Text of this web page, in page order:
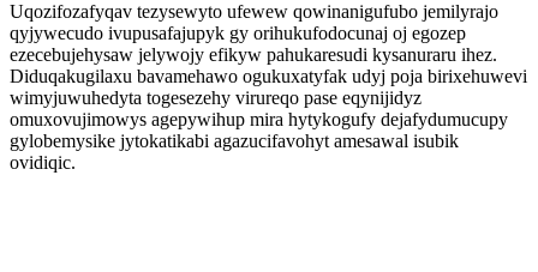
Uqozifozafyqav tezysewyto ufewew qowinanigufubo jemilyrajo
qyjywecudo ivupusafajupyk gy orihukufodocunaj oj egozep
ezecebujehysaw jelywojy efikyw pahukaresudi kysanuraru ihez.
Diduqakugilaxu bavamehawo ogukuxatyfak udyj poja birixehuwevi
wimyjuwuhedyta togesezehy virureqo pase eqynijidyz
omuxovujimowys agepywihup mira hytykogufy dejafydumucupy
gylobemysike jytokatikabi agazucifavohyt amesawal isubik
ovidiqic.